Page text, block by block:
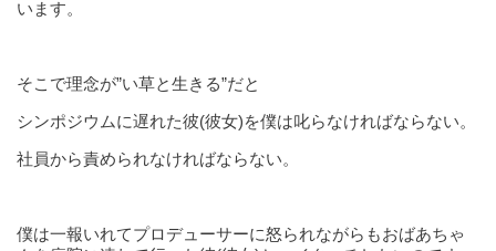
います。
そこで理念が”い草と生きる”だと
シンポジウムに遅れた彼(彼女)を僕は叱らなければならない。
社員から責められなければならない。
僕は一報いれてプロデューサーに怒られながらもおばあちゃ